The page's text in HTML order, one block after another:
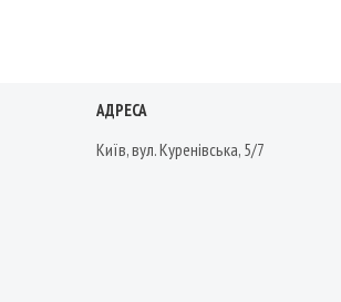
АДРЕСА
Київ, вул. Куренівська, 5/7